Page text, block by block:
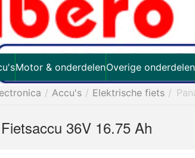
Motor & onderdelenOverige onderdelen
/ Accu's / Elektrische fiets /
36V 16.75 Ah